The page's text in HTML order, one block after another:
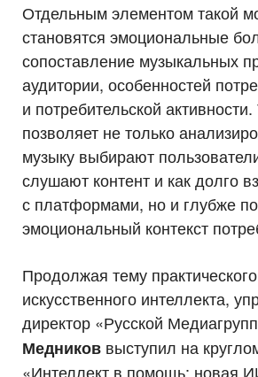
Отдельным элементом такой
становятся эмоциональные
сопоставление музыкальных
аудитории, особенностей
и потребительской
позволяет не только
музыку выбирают
слушают контент и как долго
с платформами, но и глубже
эмоциональный контекст
Продолжая тему
искусственного интеллекта,
директор «Русской
Медников выступил на
«Интеллект в помощь: новая